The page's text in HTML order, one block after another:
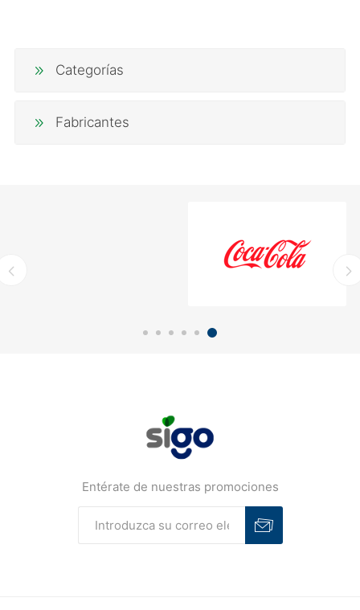
Categorías
Fabricantes
Entérate de nuestras promociones